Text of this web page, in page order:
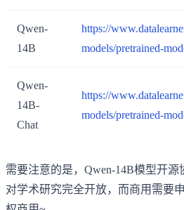
Qwen-
14B
https://
models/pretrained-
Qwen-
14B-
Chat
https://
models/pretrained-
需要注意的是，Qwen-14B模型开源
对学术研究完全开放，而商用需要